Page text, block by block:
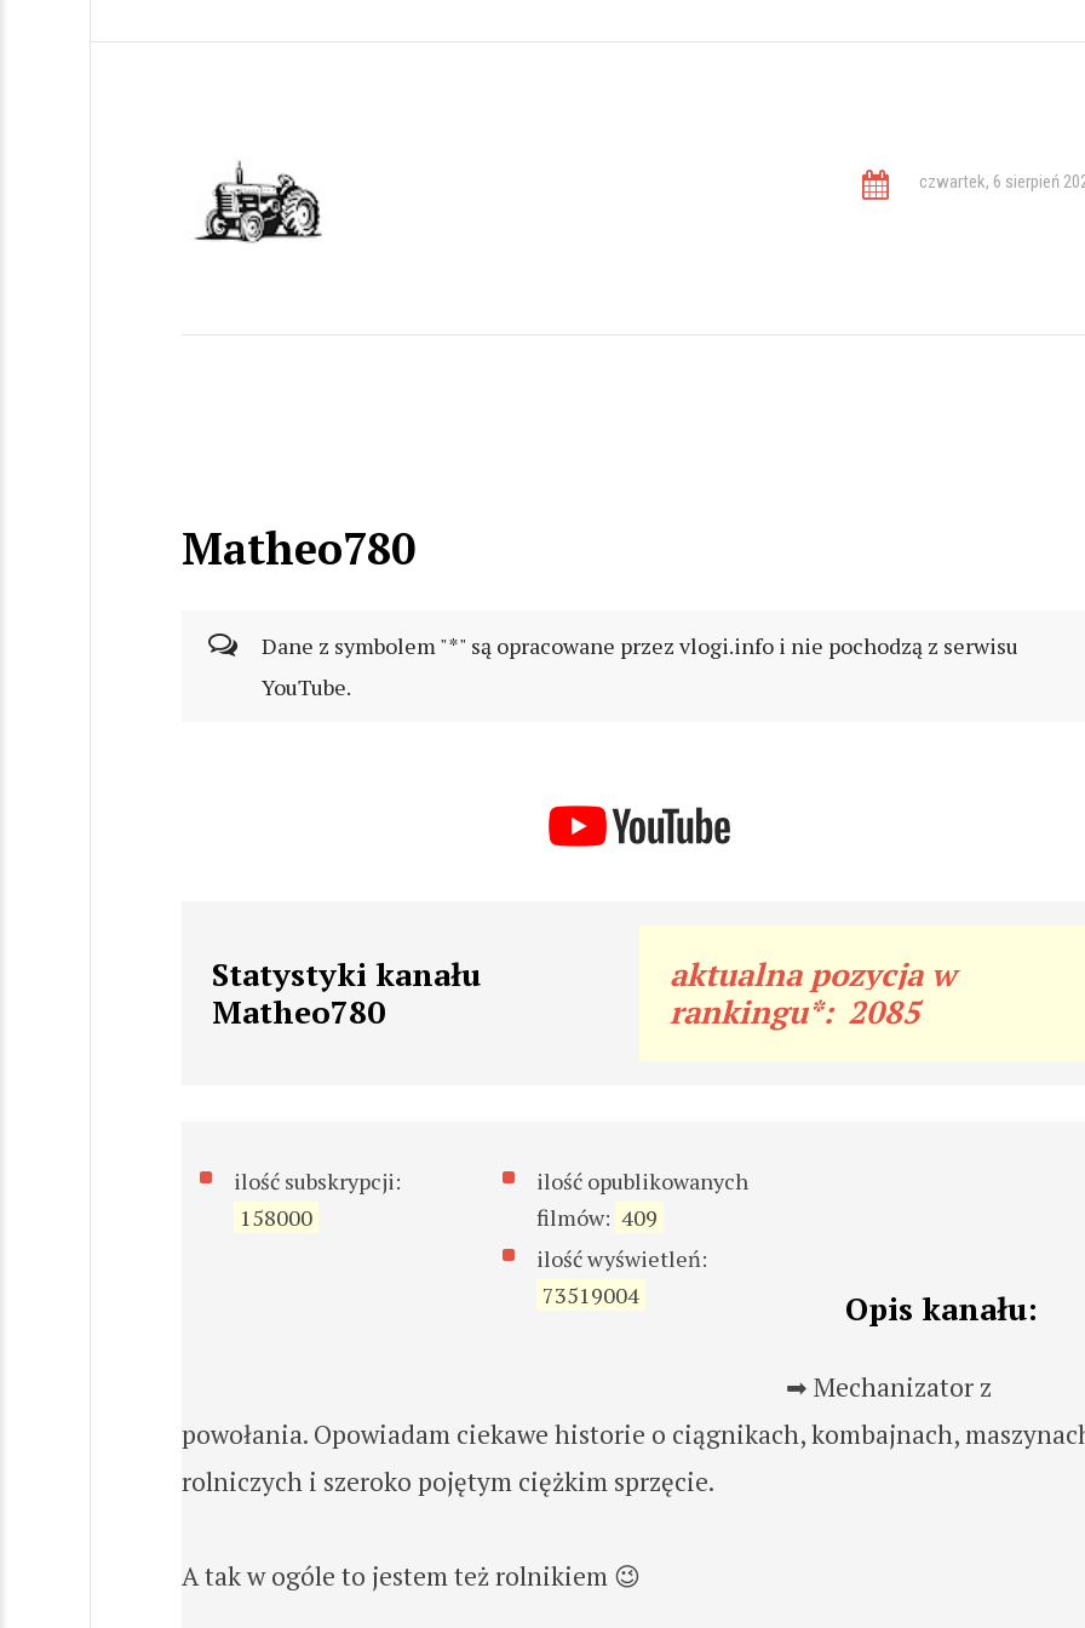
czwartek, 6 sierpień
Matheo780
Dane z symbolem "*" są opracowane przez vlogi.info i nie pochodzą z serwisu
YouTube.
Statystyki kanału
Matheo780
aktualna pozycja w
rankingu*: 2085
ilość subskrypcji:
158000
ilość opublikowanych
filmów: 409
ilość wyświetleń:
73519004
Opis kanału:
➡ Mechanizator z
powołania. Opowiadam ciekawe historie o ciągnikach, kombajnach,
rolniczych i szeroko pojętym ciężkim sprzęcie.
A tak w ogóle to jestem też rolnikiem 😉